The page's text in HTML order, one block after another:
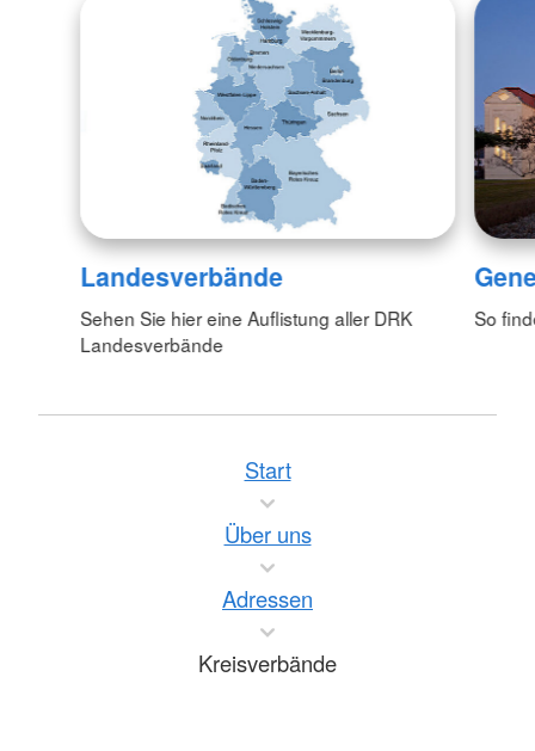
Landesverbände
Sehen Sie hier eine Auflistung aller DRK
Landesverbände
So
Start
Über uns
Adressen
Kreisverbände